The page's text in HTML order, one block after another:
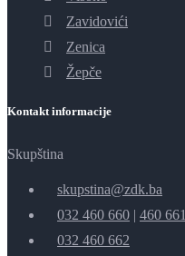
Zavidovići
Zenica
Žepče
Kontakt informacije
Skupština
skupstina@zdk.ba
032 460 660 | 460 661
032 460 662